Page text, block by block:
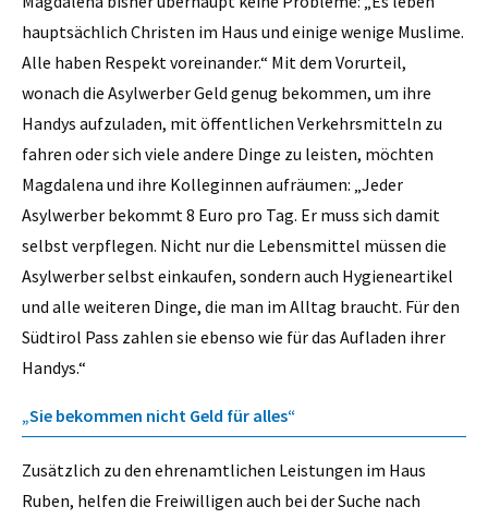
hauptsächlich Christen im Haus und einige wenige Muslime.
Alle haben Respekt voreinander.“ Mit dem Vorurteil,
wonach die Asylwerber Geld genug bekommen, um ihre
Handys aufzuladen, mit öffentlichen Verkehrsmitteln zu
fahren oder sich viele andere Dinge zu leisten, möchten
Magdalena und ihre Kolleginnen aufräumen: „Jeder
Asylwerber bekommt 8 Euro pro Tag. Er muss sich damit
selbst verpflegen. Nicht nur die Lebensmittel müssen die
Asylwerber selbst einkaufen, sondern auch Hygieneartikel
und alle weiteren Dinge, die man im Alltag braucht. Für den
Südtirol Pass zahlen sie ebenso wie für das Aufladen ihrer
Handys.“
„Sie bekommen nicht Geld für alles“
Zusätzlich zu den ehrenamtlichen Leistungen im Haus
Ruben, helfen die Freiwilligen auch bei der Suche nach